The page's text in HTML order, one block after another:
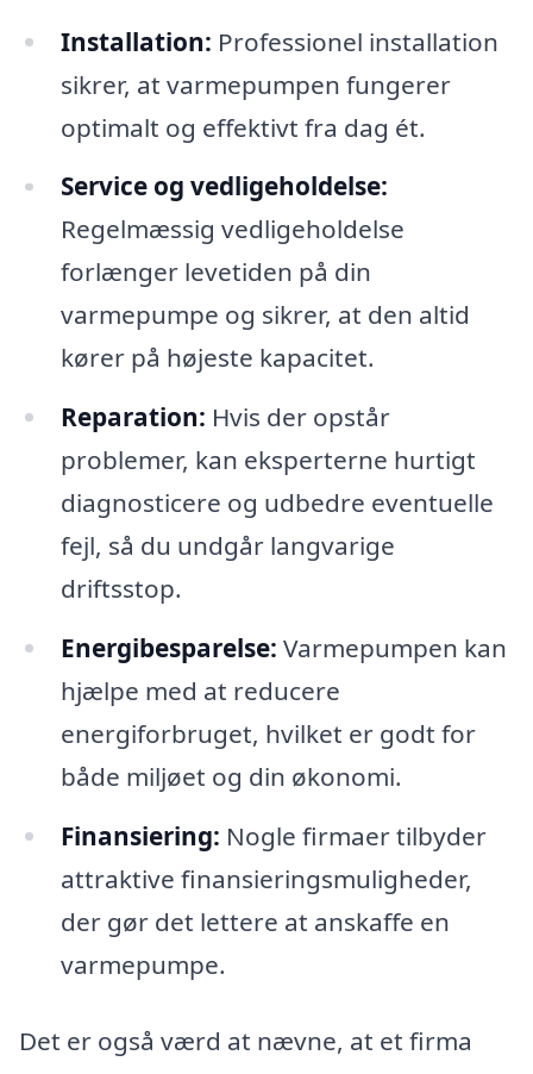
Installation: Professionel installation
sikrer, at varmepumpen fungerer
optimalt og effektivt fra dag ét.
Service og vedligeholdelse:
Regelmæssig vedligeholdelse
forlænger levetiden på din
varmepumpe og sikrer, at den altid
kører på højeste kapacitet.
Reparation: Hvis der opstår
problemer, kan eksperterne hurtigt
diagnosticere og udbedre eventuelle
fejl, så du undgår langvarige
driftsstop.
Energibesparelse: Varmepumpen kan
hjælpe med at reducere
energiforbruget, hvilket er godt for
både miljøet og din økonomi.
Finansiering: Nogle firmaer tilbyder
attraktive finansieringsmuligheder,
der gør det lettere at anskaffe en
varmepumpe.
Det er også værd at nævne, at et firma